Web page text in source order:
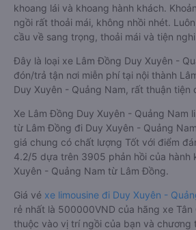
khoang lái và khoang hành khách.
ngồi rất thoải mái, không nhồi nhét.
cầu về sang trọng, thoải mái và tiện
Đây là loại xe Lâm Đồng Duy Xuyên -
đón/trả tận nơi miễn phí tại nội thành
Duy Xuyên - Quảng Nam, rất thuận tiện
Xe Lâm Đồng Duy Xuyên - Quảng Nam
từ Lâm Đồng đi Duy Xuyên - Quảng
giá chung có chất lượng Tốt với điểm
4.2/5 dựa trên 3905 phản hồi của hành
Xuyên - Quảng Nam từ Lâm Đồng.
Giá vé xe limousine đi Duy Xuyên -
rẻ nhất là 500000VND của hãng xe Tân
thuộc vào vị trí ngồi của bạn và chương